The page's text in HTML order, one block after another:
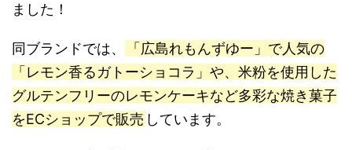
ました！
同ブランドでは、
「広島れもんずゆー」で人気の
「レモン香るガトーショコラ」や、米粉を使用した
グルテンフリーのレモンケーキなど多彩な焼き菓子
をECショップで販売 しています。